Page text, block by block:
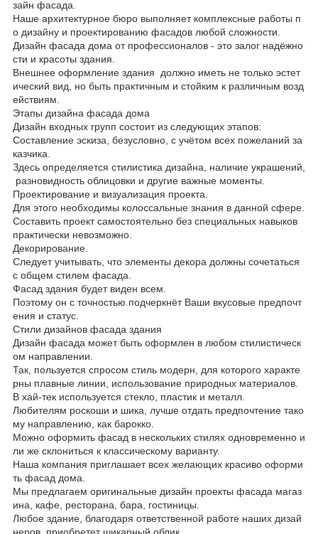
зайн фасада.
Наше архитектурное бюро выполняет комплексные работы п
о дизайну и проектированию фасадов любой сложности.
Дизайн фасада дома от профессионалов - это залог надёжно
сти и красоты здания.
Внешнее оформление здания должно иметь не только эстет
ический вид, но быть практичным и стойким к различным возд
ействиям.
Этапы дизайна фасада дома
Дизайн входных групп состоит из следующих этапов:
Составление эскиза, безусловно, с учётом всех пожеланий за
казчика.
Здесь определяется стилистика дизайна, наличие украшений,
разновидность облицовки и другие важные моменты.
Проектирование и визуализация проекта.
Для этого необходимы колоссальные знания в данной сфере.
Составить проект самостоятельно без специальных навыков
практически невозможно.
Декорирование.
Следует учитывать, что элементы декора должны сочетаться
с общем стилем фасада.
Фасад здания будет виден всем.
Поэтому он с точностью подчеркнёт Ваши вкусовые предпочт
ения и статус.
Стили дизайнов фасада здания
Дизайн фасада может быть оформлен в любом стилистическ
ом направлении.
Так, пользуется спросом стиль модерн, для которого характе
рны плавные линии, использование природных материалов.
В хай-тек используется стекло, пластик и металл.
Любителям роскоши и шика, лучше отдать предпочтение тако
му направлению, как барокко.
Можно оформить фасад в нескольких стилях одновременно и
ли же склониться к классическому варианту.
Наша компания приглашает всех желающих красиво оформи
ть фасад дома.
Мы предлагаем оригинальные дизайн проекты фасада магаз
ина, кафе, ресторана, бара, гостиницы.
Любое здание, благодаря ответственной работе наших дизай
неров, приобретет шикарный облик.